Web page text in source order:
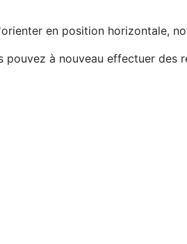
en position horizontale,
à nouveau effectuer